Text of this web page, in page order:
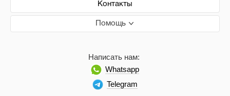
Контакты
Помощь
Написать нам:
Whatsapp
Telegram